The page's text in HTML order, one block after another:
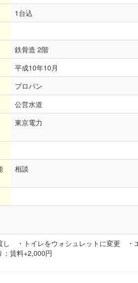
1台込
鉄骨造 2階
平成10年10月
プロパン
公営水道
東京電力
相談
し ・トイレをウォシュレットに変更 ・
：賃料+2,000円